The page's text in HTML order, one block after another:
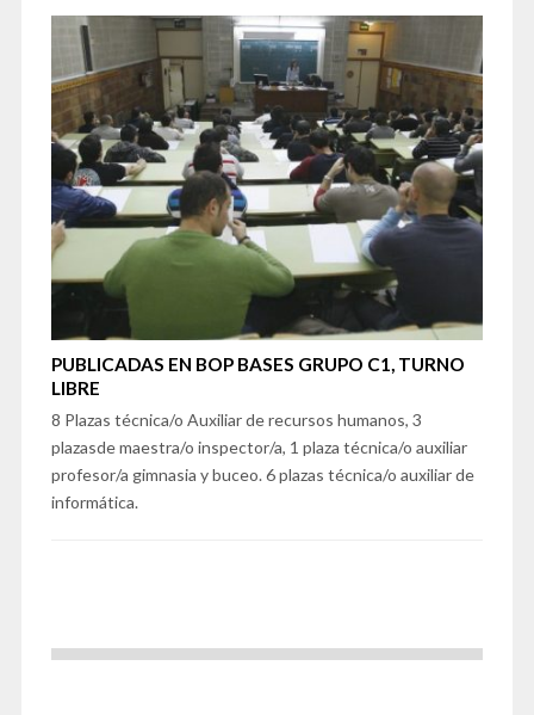
PUBLICADAS EN BOP BASES GRUPO C1, TURNO
LIBRE
8 Plazas técnica/o Auxiliar de recursos humanos, 3
plazasde maestra/o inspector/a, 1 plaza técnica/o auxiliar
profesor/a gimnasia y buceo. 6 plazas técnica/o auxiliar de
informática.